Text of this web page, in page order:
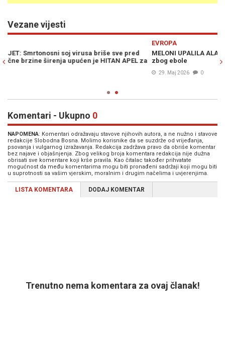
Vezane vijesti
MELONI UPALILA ALARME: Traži strožije kontrole na granicama EU
zbog ebole
Komentari - Ukupno 0
NAPOMENA: Komentari odražavaju stavove njihovih autora, a ne nužno i stavove
redakcije Slobodna Bosna. Molimo korisnike da se suzdrže od vrijeđanja,
psovanja i vulgarnog izražavanja. Redakcija zadržava pravo da obriše komentar
bez najave i objašnjenja. Zbog velikog broja komentara redakcija nije dužna
obrisati sve komentare koji krše pravila. Kao čitalac također prihvatate
mogućnost da među komentarima mogu biti pronađeni sadržaji koji mogu biti
u suprotnosti sa vašim vjerskim, moralnim i drugim načelima i uvjerenjima.
LISTA KOMENTARA DODAJ KOMENTAR
Trenutno nema komentara za ovaj članak!